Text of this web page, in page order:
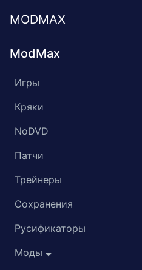
MODMAX
ModMax
Игры
Кряки
NoDVD
Патчи
Трейнеры
Сохранения
Русификаторы
Моды